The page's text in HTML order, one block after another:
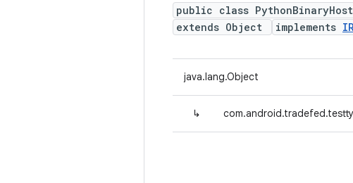
public class
extends Object
implements
java.lang.Object
↳